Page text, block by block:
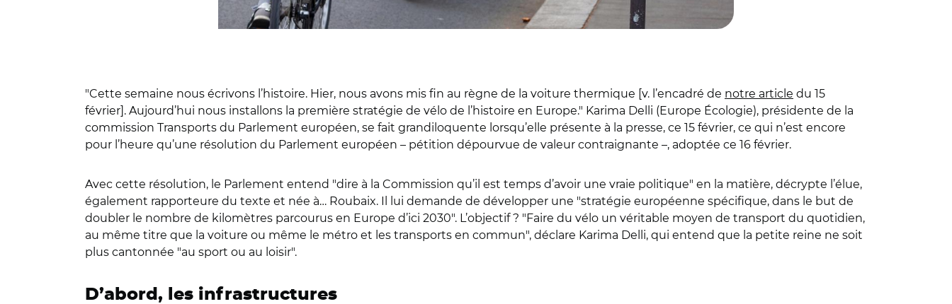
"Cette semaine nous écrivons l’histoire. Hier, nous avons mis fin au règne de la voiture thermique [v. l’encadré de notre article du 15
février]. Aujourd’hui nous installons la première stratégie de vélo de l’histoire en Europe." Karima Delli (Europe Écologie), présidente de la
commission Transports du Parlement européen, se fait grandiloquente lorsqu’elle présente à la presse, ce 15 février, ce qui n’est encore
pour l’heure qu’une résolution du Parlement européen – pétition dépourvue de valeur contraignante –, adoptée ce 16 février.
Avec cette résolution, le Parlement entend "dire à la Commission qu’il est temps d’avoir une vraie politique" en la matière, décrypte l’élue,
également rapporteure du texte et née à… Roubaix. Il lui demande de développer une "stratégie européenne spécifique, dans le but de
doubler le nombre de kilomètres parcourus en Europe d’ici 2030". L’objectif ? "Faire du vélo un véritable moyen de transport du quotidien,
au même titre que la voiture ou même le métro et les transports en commun", déclare Karima Delli, qui entend que la petite reine ne soit
plus cantonnée "au sport ou au loisir".
D’abord, les infrastructures